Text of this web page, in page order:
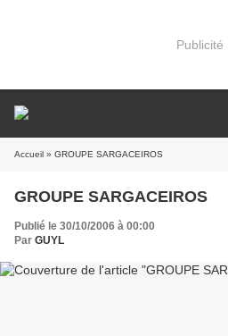
Publicité
Accueil » GROUPE SARGACEIROS
GROUPE SARGACEIROS
Publié le 30/10/2006 à 00:00
Par GUYL